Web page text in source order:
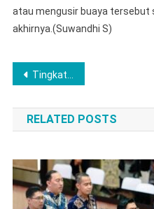
atau mengusir buaya tersebut
akhirnya.(Suwandhi S)
Navigasi
pos
Tingkatkan Nasionalisme di Hari Kemerdekaan RI ke-80 Tahun, Polres Musi Rawas Bagikan 1000 Bendera Merah Putih
RELATED POSTS